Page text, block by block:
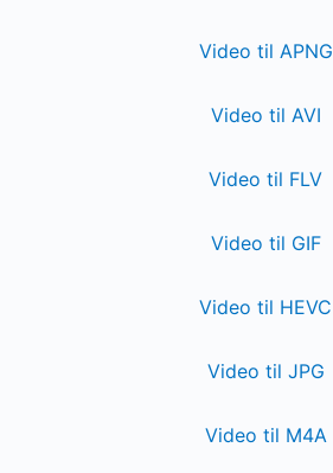
Video til APNG
Video til AVI
Video til FLV
Video til GIF
Video til HEVC
Video til JPG
Video til M4A